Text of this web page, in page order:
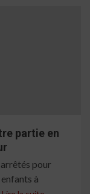
partie en
pour
à